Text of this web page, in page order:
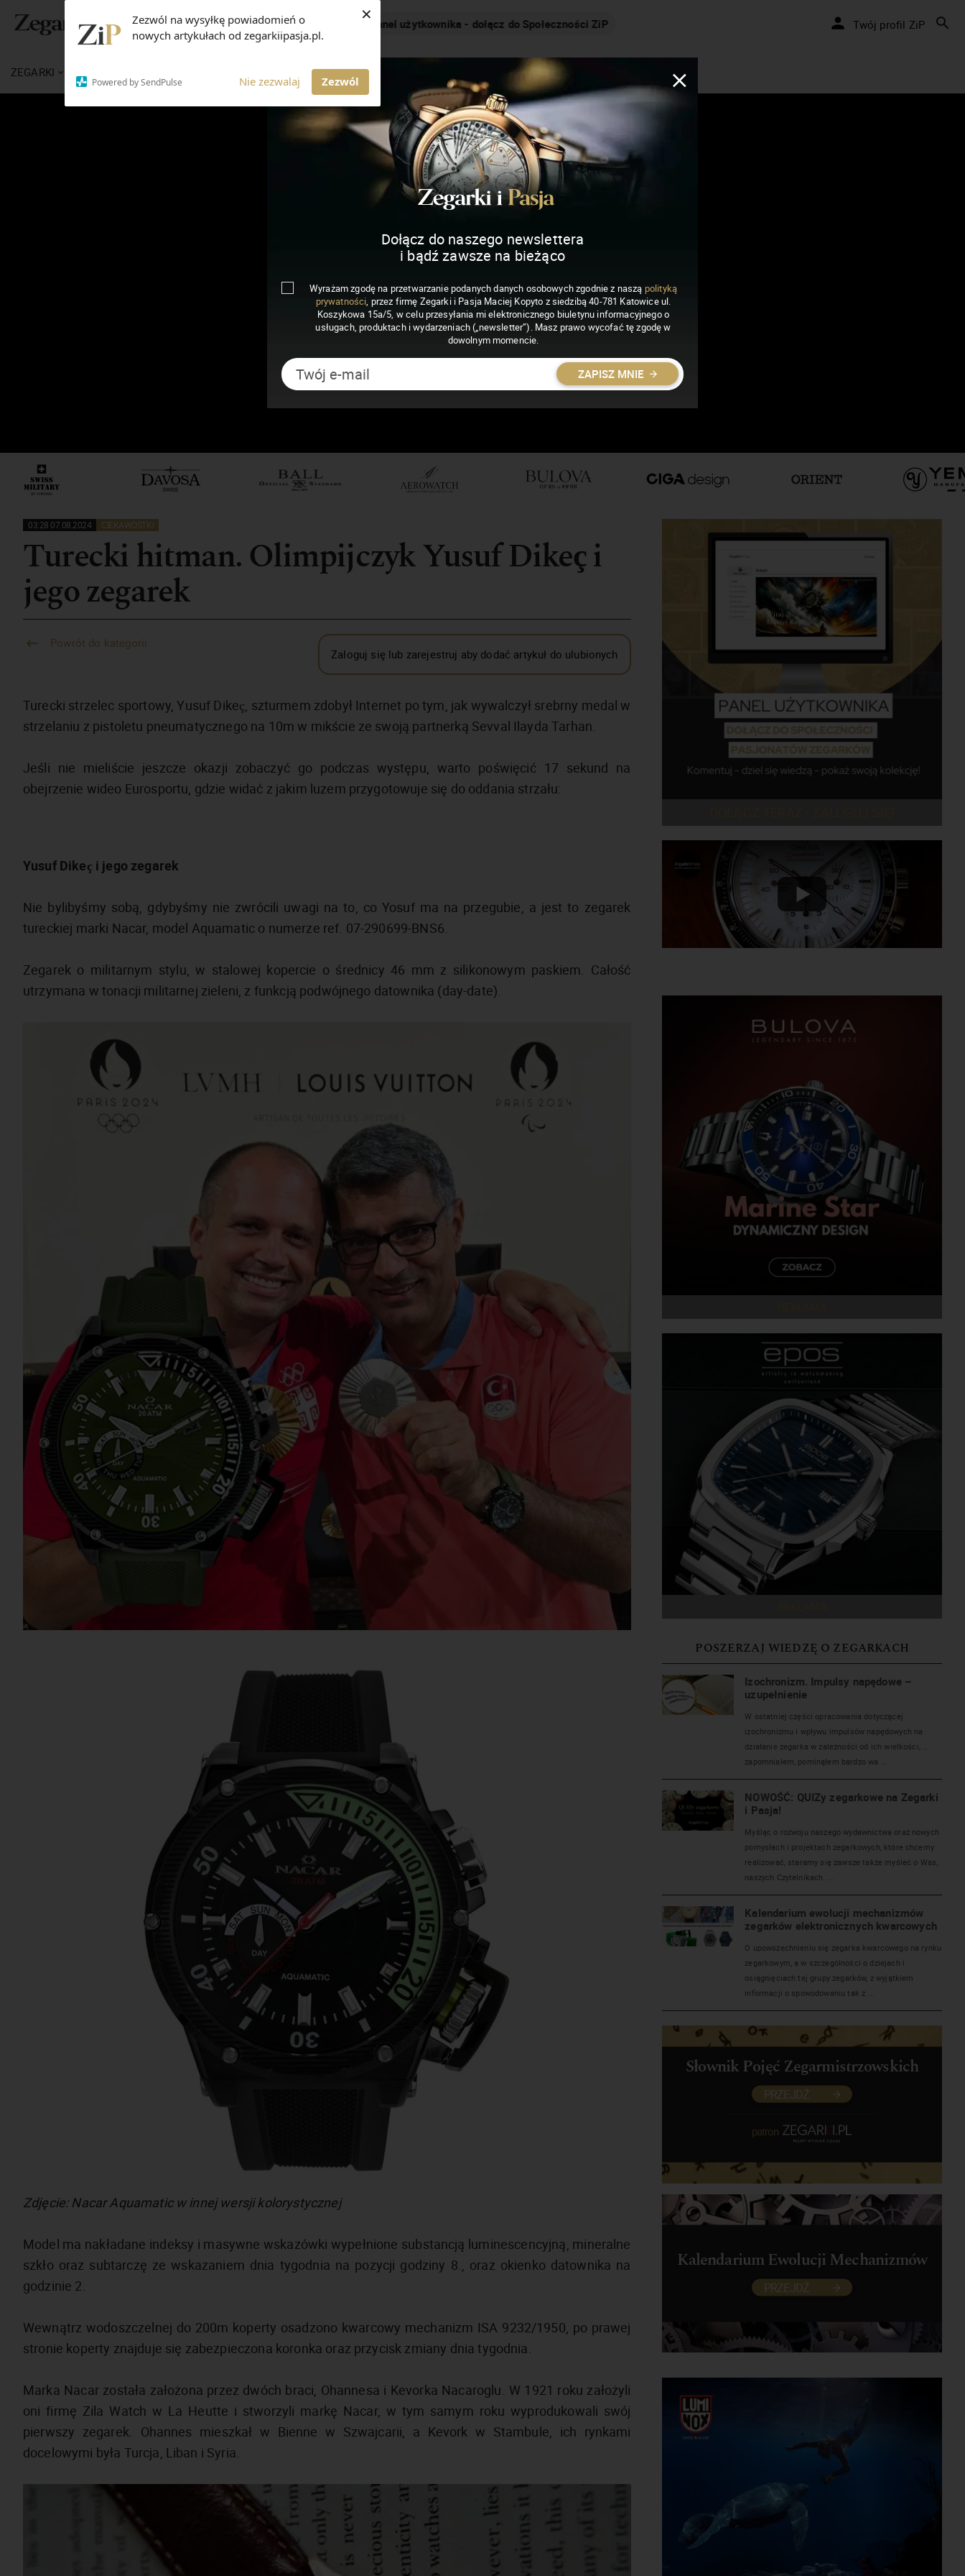
Zezwól na wysyłkę powiadomień o
nowych artykułach od zegarkiipasja.pl.
Powered by SendPulse Nie zezwalaj Zezwól
× Nakręcamy pozytywnie... cały czas! Twój profil ZiP
ZEGARKI MAGAZYN ZEGARKI I PASJA
03:28 07.08.2024 CIEKAWOSTKI
Turecki hitman. Olimpijczyk Yusuf Dikeç i
jego zegarek
Powrót do kategorii
Zaloguj się lub zarejestruj aby dodać artykuł do ulubionych
Turecki strzelec sportowy, Yusuf Dikeç, szturmem zdobył Internet po tym, jak wywalczył srebrny medal w
strzelaniu z pistoletu pneumatycznego na 10m w mikście ze swoją partnerką Sevval Ilayda Tarhan.
Jeśli nie mieliście jeszcze okazji zobaczyć go podczas występu, warto poświęcić 17 sekund na
obejrzenie wideo Eurosportu, gdzie widać z jakim luzem przygotowuje się do oddania strzału:
Yusuf Dikeç i jego zegarek
Nie bylibyśmy sobą, gdybyśmy nie zwrócili uwagi na to, co Yosuf ma na przegubie, a jest to zegarek
tureckiej marki Nacar, model Aquamatic o numerze ref. 07-290699-BNS6.
Zegarek o militarnym stylu, w stalowej kopercie o średnicy 46 mm z silikonowym paskiem. Całość
utrzymana w tonacji militarnej zieleni, z funkcją podwójnego datownika (day-date).
Zdjęcie: Nacar Aquamatic w innej wersji kolorystycznej
Model ma nakładane indeksy i masywne wskazówki wypełnione substancją luminescencyjną, mineralne
szkło oraz subtarczę ze wskazaniem dnia tygodnia na pozycji godziny 8., oraz okienko datownika na
godzinie 2.
Wewnątrz wodoszczelnej do 200m koperty osadzono kwarcowy mechanizm ISA 9232/1950, po prawej
stronie koperty znajduje się zabezpieczona koronka oraz przycisk zmiany dnia tygodnia.
Marka Nacar została założona przez dwóch braci, Ohannesa i Kevorka Nacaroglu. W 1921 roku założyli
oni firmę Zila Watch w La Heutte i stworzyli markę Nacar, w tym samym roku wyprodukowali swój
pierwszy zegarek. Ohannes mieszkał w Bienne w Szwajcarii, a Kevork w Stambule, ich rynkami
docelowymi była Turcja, Liban i Syria.
POSZERZAJ WIEDZĘ O ZEGARKACH
Izochronizm. Impulsy napędowe –
uzupełnienie
W ostatniej części opracowania dotyczącej
izochronizmu i wpływu impulsów napędowych na
działanie zegarka w zależności od ich wielkości, …
zapomniałem, pominąłem bardzo wa ...
NOWOŚĆ: QUIZy zegarkowe na Zegarki
i Pasja!
Myśląc o rozwoju naszego wydawnictwa oraz nowych
pomysłach i projektach zegarkowych, które chcemy
realizować, staramy się zawsze także myśleć o Was,
naszych Czytelnikach. ...
Kalendarium ewolucji mechanizmów
zegarków elektronicznych kwarcowych
O upowszechnieniu się zegarka kwarcowego na rynku
zegarkowym, a w szczególności o dziejach i
osiągnięciach tej grupy zegarków, z wyjątkiem
informacji o spowodowaniu tak z ...
Słownik Pojęć Zegarmistrzowskich
PRZEJDŹ
patron
Kalendarium Ewolucji Mechanizmów
PRZEJDŹ
Dołącz do naszego newslettera
i bądź zawsze na bieżąco
Wyrażam zgodę na przetwarzanie podanych danych osobowych zgodnie z naszą polityką
prywatności, przez firmę Zegarki i Pasja Maciej Kopyto z siedzibą 40-781 Katowice ul.
Koszykowa 15a/5, w celu przesyłania mi elektronicznego biuletynu informacyjnego o
usługach, produktach i wydarzeniach („newsletter”). Masz prawo wycofać tę zgodę w
dowolnym momencie.
ZAPISZ MNIE